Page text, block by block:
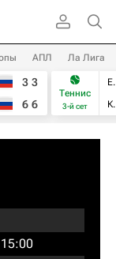
АПЛ Ла Лига
3 3
6 6
Теннис
3-й сет